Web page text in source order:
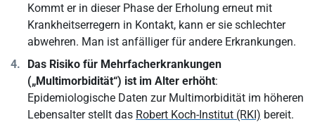
Kommt er in dieser Phase der Erholung erneut mit
Krankheitserregern in Kontakt, kann er sie schlechter
abwehren. Man ist anfälliger für andere Erkrankungen.
Das Risiko für Mehrfacherkrankungen
(„Multimorbidität“) ist im Alter erhöht:
Epidemiologische Daten zur Multimorbidität im höheren
Lebensalter stellt das Robert Koch-Institut (RKI) bereit.